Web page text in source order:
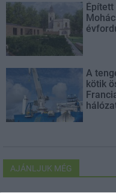
A
kötik
AJÁNLJUK MÉG